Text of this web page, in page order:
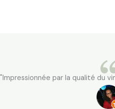
"Impressionnée par la qualité du